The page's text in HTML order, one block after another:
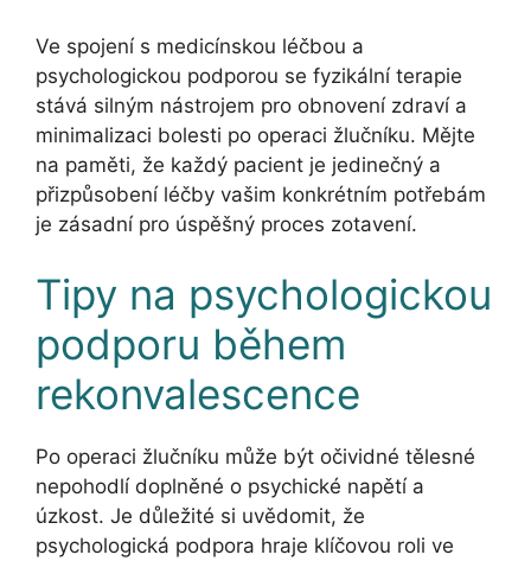
Ve spojení s medicínskou léčbou a
psychologickou podporou se fyzikální terapie
stává silným nástrojem pro obnovení zdraví a
minimalizaci bolesti po operaci žlučníku. Mějte
na paměti, že každý pacient je jedinečný a
přizpůsobení léčby vašim konkrétním potřebám
je zásadní pro úspěšný proces zotavení.
Tipy na psychologickou
podporu během
rekonvalescence
Po operaci žlučníku může být očividné tělesné
nepohodlí doplněné o psychické napětí a
úzkost. Je důležité si uvědomit, že
psychologická podpora hraje klíčovou roli ve